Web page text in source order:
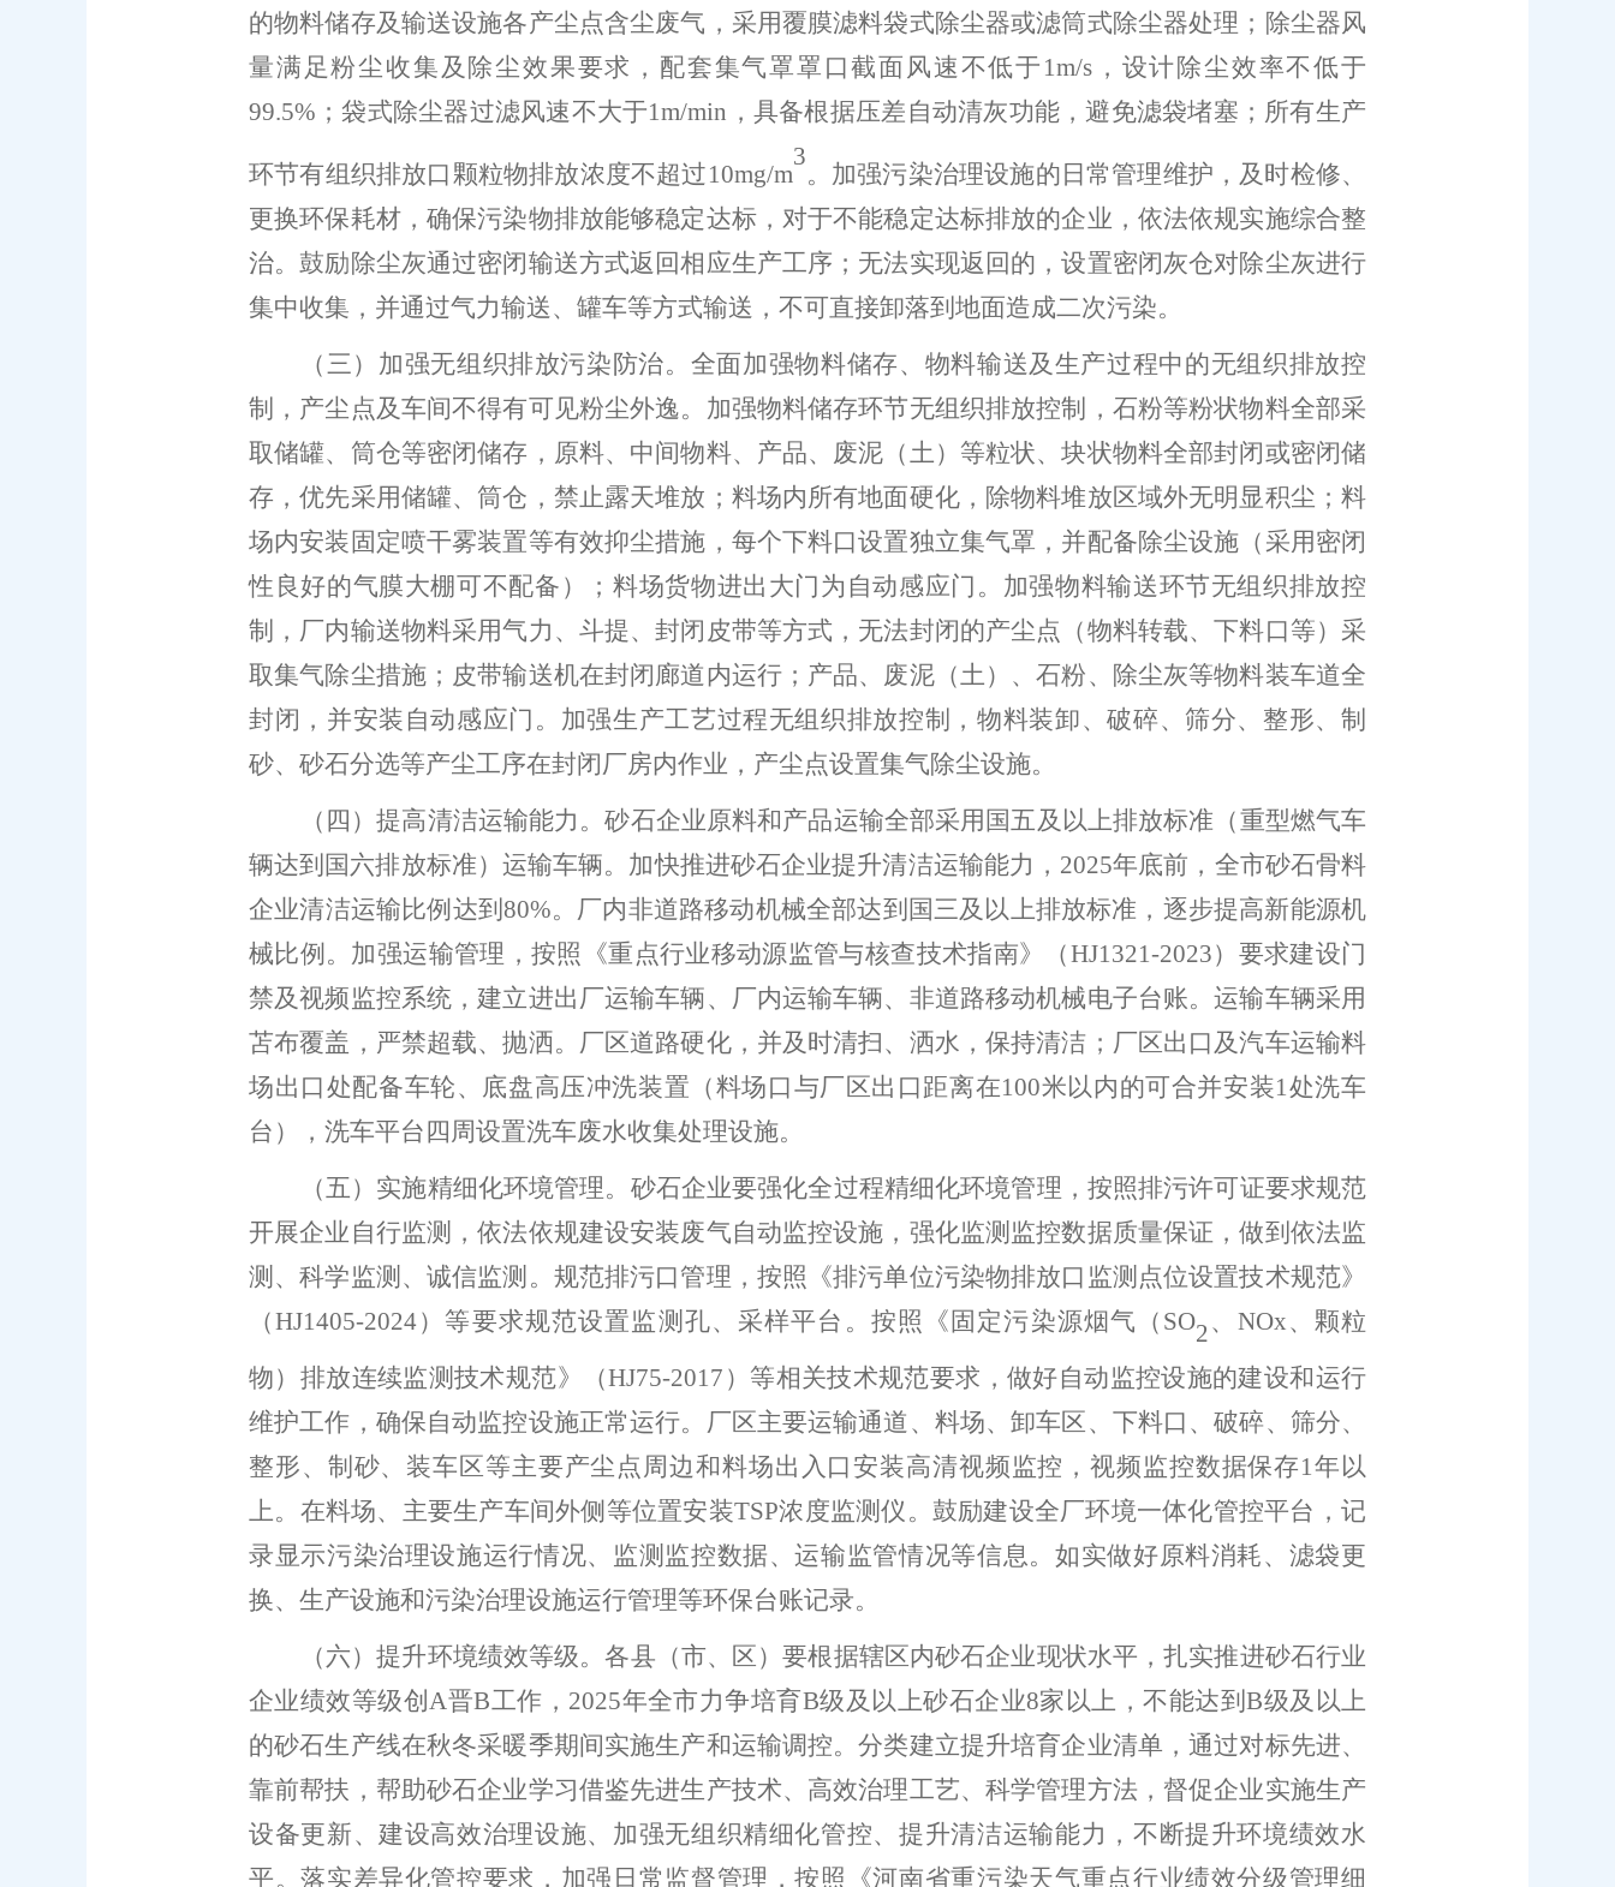
的物料储存及输送设施各产尘点含尘废气，采用覆膜滤料袋式除尘器或滤筒式除尘器处理；除尘器风
量满足粉尘收集及除尘效果要求，配套集气罩罩口截面风速不低于 1m/s ，设计除尘效率不低于
99.5% ；袋式除尘器过滤风速不大于1m/min ，具备根据压差自动清灰功能，避免滤袋堵塞；所有生产
环节有组织排放口颗粒物排放浓度不超过10mg/m
3
。加强污染治理设施的日常管理维护，及时检修、
更换环保耗材，确保污染物排放能够稳定达标，对于不能稳定达标排放的企业，依法依规实施综合整
治。鼓励除尘灰通过密闭输送方式返回相应生产工序；无法实现返回的，设置密闭灰仓对除尘灰进行
集中收集，并通过气力输送、罐车等方式输送，不可直接卸落到地面造成二次污染。
（三）加强无组织排放污染防治。 全面加强物料储存、物料输送及生产过程中的无组织排放控
制，产尘点及车间不得有可见粉尘外逸。加强物料储存环节无组织排放控制，石粉等粉状物料全部采
取储罐、筒仓等密闭储存，原料、中间物料、产品、废泥（土）等粒状、块状物料全部封闭或密闭储
存，优先采用储罐、筒仓，禁止露天堆放；料场内所有地面硬化，除物料堆放区域外无明显积尘；料
场内安装固定喷干雾装置等有效抑尘措施，每个下料口设置独立集气罩，并配备除尘设施（采用密闭
性良好的气膜大棚可不配备）；料场货物进出大门为自动感应门。加强物料输送环节无组织排放控
制，厂内输送物料采用气力、斗提、封闭皮带等方式，无法封闭的产尘点（物料转载、下料口等）采
取集气除尘措施；皮带输送机在封闭廊道内运行；产品、废泥（土）、石粉、除尘灰等物料装车道全
封闭，并安装自动感应门。加强生产工艺过程无组织排放控制，物料装卸、破碎、筛分、整形、制
砂、砂石分选等产尘工序在封闭厂房内作业，产尘点设置集气除尘设施。
（四）提高清洁运输能力。砂石企业原料和产品运输全部采用国五及以上排放标准（重型燃气车
辆达到国六排放标准）运输车辆。 加快推进砂石企业提升清洁运输能力 ， 2025年底前，全市砂石骨料
企业清洁运输比例达到 80%。厂内非道路移动机械全部达到国三及以上排放标准，逐步提高新能源机
械比例 。 加强运输管理，按照《重点行业移动源监管与核查技术指南》（HJ1321-2023）要求建设门
禁及视频监控系统，建立进出厂运输车辆、厂内运输车辆、非道路移动机械电子台账。运输车辆采用
苫布覆盖，严禁超载、抛洒。厂区道路硬化，并及时清扫、洒水，保持清洁；厂区出口及汽车运输料
场出口处配备车轮、底盘高压冲洗装置（料场口与厂区出口距离在100米以内的可合并安装1处洗车
台），洗车平台四周设置洗车废水收集处理设施。
（五）实施精细化环境管理。 砂石企业要强化全过程精细化环境管理，按照排污许可证要求规范
开展企业自行监测，依法依规建设安装废气自动监控设施，强化监测监控数据质量保证，做到依法监
测、科学监测、诚信监测。规范排污口管理，按照《排污单位污染物排放口监测点位设置技术规范》
（HJ1405-2024）等要求规范设置监测孔、采样平台。按照《固定污染源烟气（ SO2、 NOx、颗粒
物）排放连续监测技术规范》（HJ75-2017 ）等相关技术规范要求，做好自动监控设施的建设和运行
维护工作，确保自动监控设施正常运行。厂区主要运输通道、料场、卸车区、下料口、破碎、筛分、
整形、制砂、装车区等主要产尘点周边和料场出入口安装高清视频监控，视频监控数据保存1 年以
上。在料场、主要生产车间外侧等位置安装TSP浓度监测仪。鼓励建设全厂环境一体化管控平台，记
录显示污染治理设施运行情况、监测监控数据、运输监管情况等信息。如实做好原料消耗、滤袋更
换、生产设施和污染治理设施运行管理等环保台账记录。
（六）提升环境绩效等级。各县（市、区）要根据辖区内砂石企业现状水平，扎实推进砂石行业
企业绩效等级创 A晋B工作， 2025年全市力争培育B级及以上砂石企业8家 以上，不能达到B级及以上
的砂石生产线在秋冬采暖季期间实施生产和运输调控。分类建立提升培育企业清单，通过对标先进、
靠前帮扶，帮助砂石企业学习借鉴先进生产技术、高效治理工艺、科学管理方法，督促企业实施生产
设备更新、建设高效治理设施、加强无组织精细化管控、提升清洁运输能力，不断提升环境绩效水
平。落实差异化管控要求，加强日常监督管理，按照《河南省重污染天气重点行业绩效分级管理细